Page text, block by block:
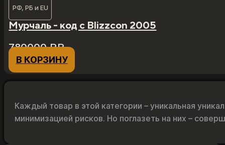
РФ, РБ и EU
Мурчаль - код с Blizzcon 2005
780000₽₽
В КОРЗИНУ
Каждый товар в этой категории – уникальная
минимизацией рисков. Но поглазеть на них –